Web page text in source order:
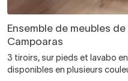
Ensemble de meubles
Campoaras
3 tiroirs, sur pieds et lavabo
disponibles en plusieurs